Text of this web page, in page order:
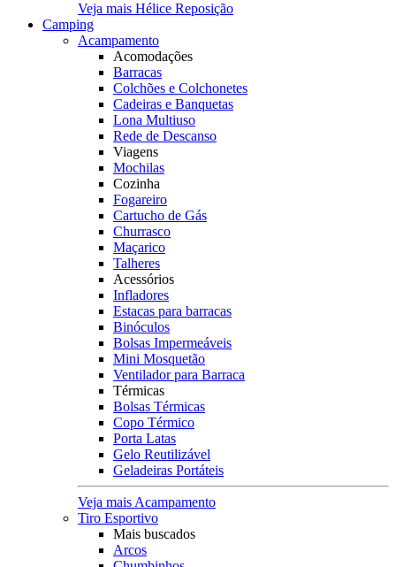
Veja mais Hélice Reposição
Camping
Acampamento
Acomodações
Barracas
Colchões e Colchonetes
Cadeiras e Banquetas
Lona Multiuso
Rede de Descanso
Viagens
Mochilas
Cozinha
Fogareiro
Cartucho de Gás
Churrasco
Maçarico
Talheres
Acessórios
Infladores
Estacas para barracas
Binóculos
Bolsas Impermeáveis
Mini Mosquetão
Ventilador para Barraca
Térmicas
Bolsas Térmicas
Copo Térmico
Porta Latas
Gelo Reutilizável
Geladeiras Portáteis
Veja mais Acampamento
Tiro Esportivo
Mais buscados
Arcos